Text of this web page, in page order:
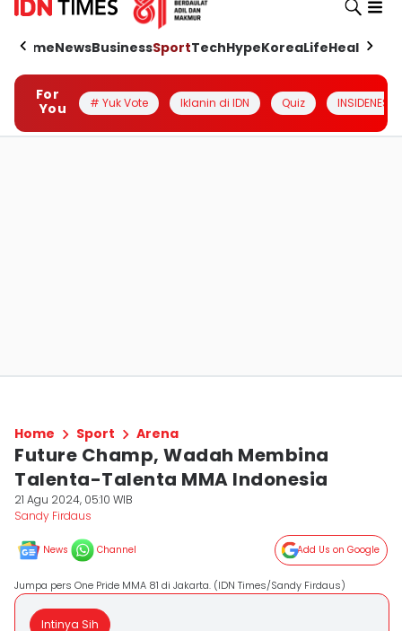
HomeNewsBusinessSportTechHypeKoreaLifeHealth
For
You
# Yuk Vote Iklanin di IDN Quiz INSIDENESIA
Home Sport Arena
Future Champ, Wadah Membina
Talenta-Talenta MMA Indonesia
21 Agu 2024, 05:10 WIB
Sandy Firdaus
News Channel Add Us on Google
Jumpa pers One Pride MMA 81 di Jakarta. (IDN Times/Sandy Firdaus)
Intinya Sih